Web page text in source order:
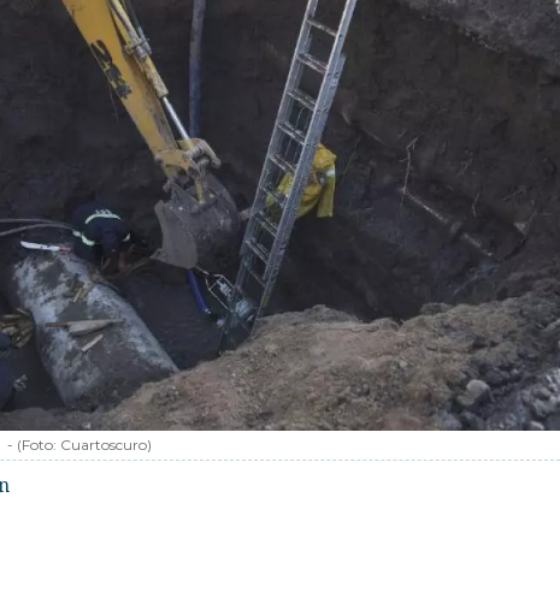
- (Foto: Cuartoscuro)